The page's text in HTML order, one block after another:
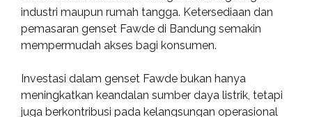
industri maupun rumah tangga. Ketersediaan dan
pemasaran genset Fawde di Bandung semakin
mempermudah akses bagi konsumen.
Investasi dalam genset Fawde bukan hanya
meningkatkan keandalan sumber daya listrik, tetapi
juga berkontribusi pada kelangsungan operasional